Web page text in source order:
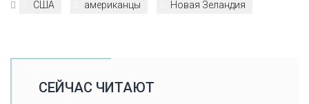
США американцы Новая Зеландия
СЕЙЧАС ЧИТАЮТ